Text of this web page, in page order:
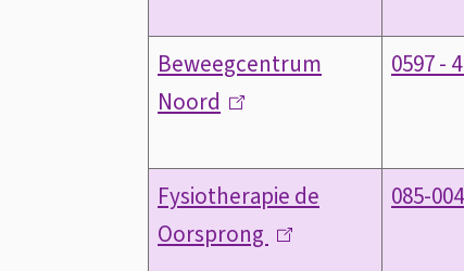
n
)
e
x
r
n
k
i
e
x
t
Beweegcentrum
Noord
i
n
k
0597 -
Fysiotherapie de
Oorsprong
085-